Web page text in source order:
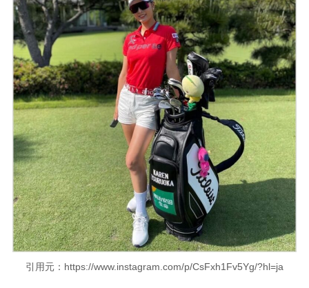
引用元：https://www.instagram.com/p/CsFxh1Fv5Yg/?hl=ja